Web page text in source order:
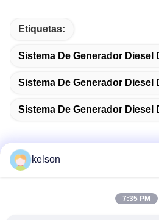
Etiquetas:
Sistema De Generador Diesel
Sistema De Generador Diesel
Sistema De Generador Diesel
kelson
7:35 PM